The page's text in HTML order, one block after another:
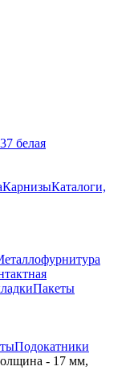
белая
КарнизыКаталоги,
Пакеты
Подокатники
- 17 мм,